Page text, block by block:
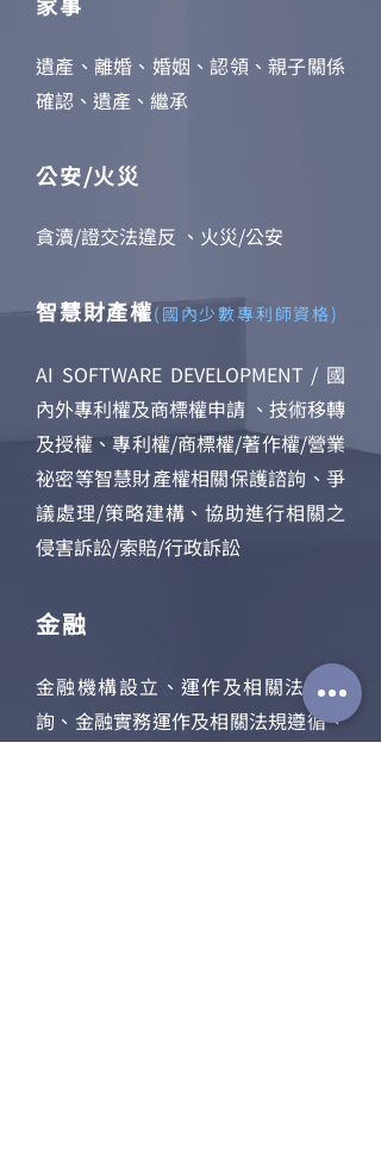
遺產、離婚、婚姻、認領、親子關係
確認、遺產、繼承
公安/火災
貪瀆/證交法違反 、火災/公安
智慧財產權(國內少數專利師資格)
AI SOFTWARE DEVELOPMENT / 國
內外專利權及商標權申請 、技術移轉
及授權、專利權/商標權/著作權/營業
祕密等智慧財產權相關保護諮訽、爭
議處理/策略建構、協助進行相關之
侵害訴訟/索賠/行政訴訟
金融
金融機構設立、運作及相關法規諮
詢、金融實務運作及相關法規遵循、